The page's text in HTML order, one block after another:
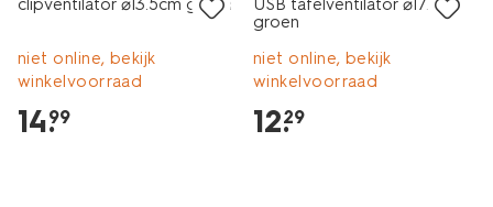
clipventilator ⌀13.5cm groen
niet online, bekijk
winkelvoorraad
14.
99
USB tafelventilator ⌀17.5cm
groen
niet online, bekijk
winkelvoorraad
12.
29